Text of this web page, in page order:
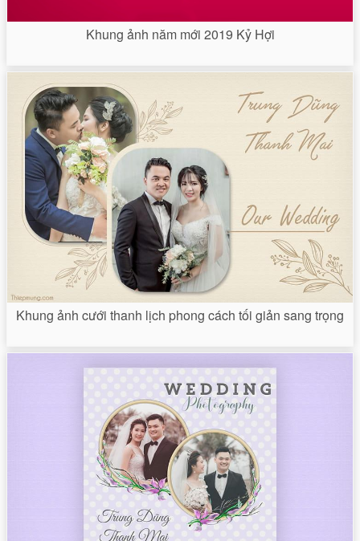
Khung ảnh năm mới 2019 Kỷ Hợi
Khung ảnh cưới thanh lịch phong cách tối giản sang trọng